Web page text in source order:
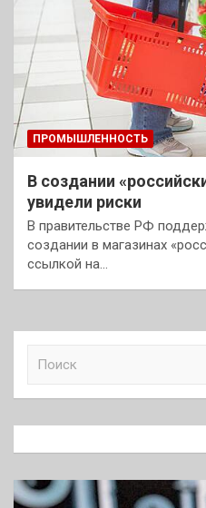
ПРОМЫШЛЕННОСТЬ
В создании
увидели риски
В правительстве РФ
создании в магазинах
ссылкой на…
к